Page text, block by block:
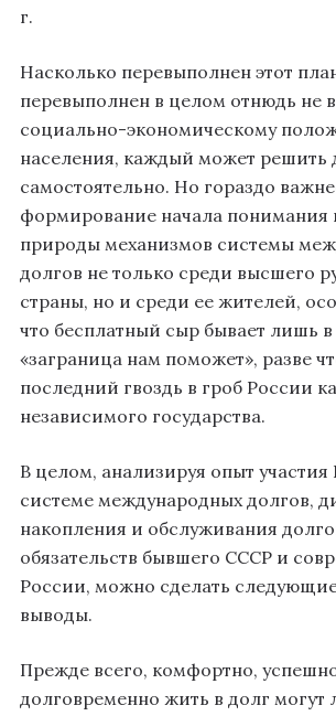
г.
Насколько перевыполнен этот
перевыполнен в целом отнюдь не
социально-экономическому
населения, каждый может решить
самостоятельно. Но гораздо
формирование начала понимания
природы механизмов системы
долгов не только среди высшего
страны, но и среди ее жителей,
что бесплатный сыр бывает лишь
«заграница нам поможет», разве
последний гвоздь в гроб России
независимого государства.
В целом, анализируя опыт участия
системе международных долгов,
накопления и обслуживания
обязательств бывшего СССР и
России, можно сделать
выводы.
Прежде всего, комфортно,
долговременно жить в долг